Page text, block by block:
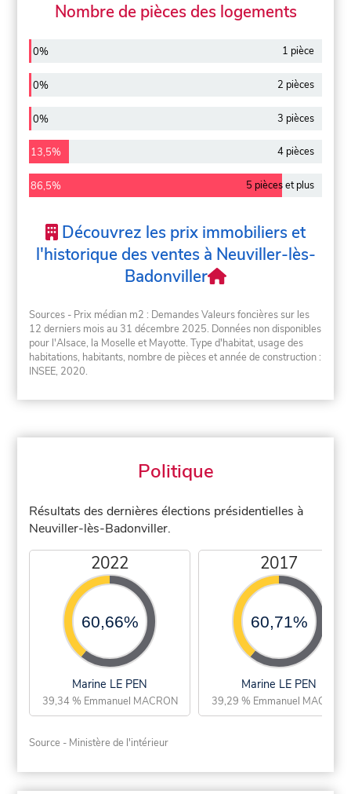
Nombre de pièces des logements
0% 1 pièce
0% 2 pièces
0% 3 pièces
13,5% 4 pièces
86,5% 5 pièces et plus
Découvrez les prix immobiliers et
l'historique des ventes à Neuviller-lès-
Badonviller
Sources - Prix médian m2 : Demandes Valeurs foncières sur les
12 derniers mois au 31 décembre 2025. Données non disponibles
pour l'Alsace, la Moselle et Mayotte. Type d'habitat, usage des
habitations, habitants, nombre de pièces et année de construction :
INSEE, 2020.
Politique
Résultats des dernières élections présidentielles à
Neuviller-lès-Badonviller.
2022
60,66%
Marine LE PEN
39,34 % Emmanuel MACRON
2017
60,71%
Marine LE PEN
39,29 % Emmanuel MACRON
Source - Ministère de l'intérieur